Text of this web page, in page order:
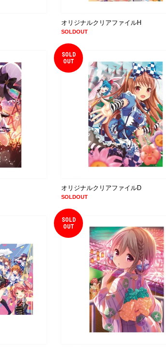
オリジナルクリアファイルH
SOLDOUT
SOLD
OUT
オリジナルクリアファイルD
SOLDOUT
SOLD
OUT